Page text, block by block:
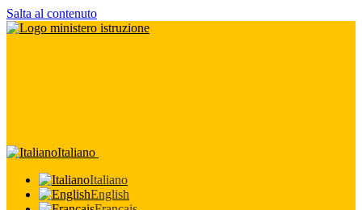
Salta al contenuto
Italiano
Italiano
English